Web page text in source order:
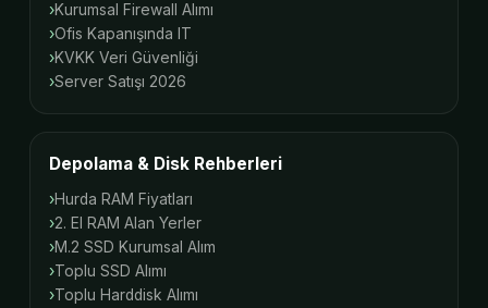
Kurumsal Firewall Alımı
Ofis Kapanışında IT
KVKK Veri Güvenliği
Server Satışı 2026
Depolama & Disk Rehberleri
Hurda RAM Fiyatları
2. El RAM Alan Yerler
M.2 SSD Kurumsal Alım
Toplu SSD Alımı
Toplu Harddisk Alımı